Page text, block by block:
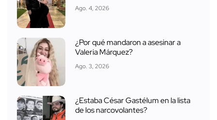
Ago. 4, 2026
¿Por qué mandaron a asesinar a
Valeria Márquez?
Ago. 3, 2026
¿Estaba César Gastélum en la lista
de los narcovolantes?